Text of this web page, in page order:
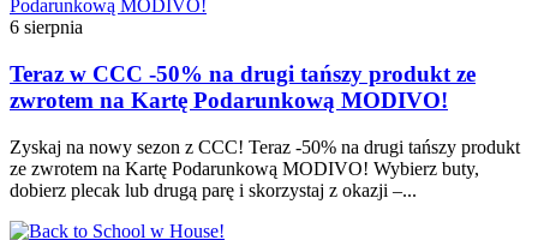
6 sierpnia
Teraz w CCC -50% na drugi tańszy produkt ze
zwrotem na Kartę Podarunkową MODIVO!
Zyskaj na nowy sezon z CCC! Teraz -50% na drugi tańszy produkt
ze zwrotem na Kartę Podarunkową MODIVO! Wybierz buty,
dobierz plecak lub drugą parę i skorzystaj z okazji –...